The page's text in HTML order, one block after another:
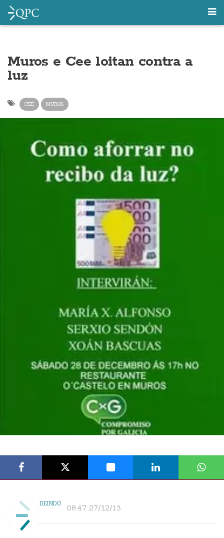
Muros e Cee loitan contra a
luz
CEE MUROS
DEINDO 08:47 27/12/13